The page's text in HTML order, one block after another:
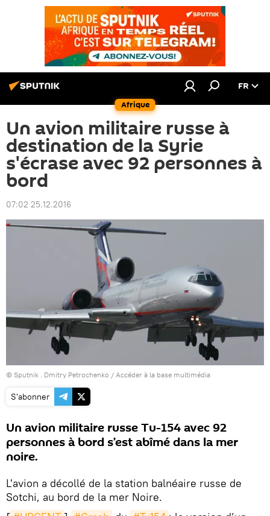
Afrique
FR
Un avion militaire russe à
destination de la Syrie
s'écrase avec 92 personnes à
bord
07:02 25.12.2016
© Sputnik . Dmitry Petrochenko / Accéder à la base multimédia
S'abonner
Un avion militaire russe Tu-154 avec 92
personnes à bord s’est abîmé dans la mer
noire.
L'avion a décollé de la station balnéaire russe de
Sotchi, au bord de la mer Noire.